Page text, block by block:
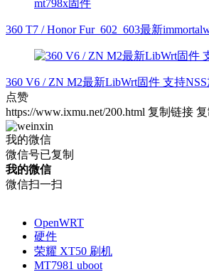
360 T7 / Honor Fur_602_603最新
360 V6 / ZN M2最新LibWrt固件 支持
点赞
https://www.ixmu.net/200.html 复制链接
我的微信
微信号已复制
我的微信
微信扫一扫
OpenWRT
硬件
荣耀 XT50 刷机
MT7981 uboot